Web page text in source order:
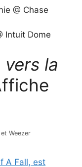
@ Chase
Intuit Dome
vers la
Weezer
A Fall, est